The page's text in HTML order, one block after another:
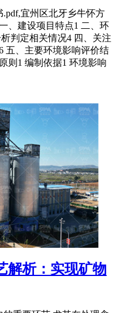
宜州区北牙乡牛怀方
、建设项目特点1 二、环
判定相关情况4 四、关注
五、主要环境影响评价结
则1 编制依据1 环境影响
解析：实现矿物